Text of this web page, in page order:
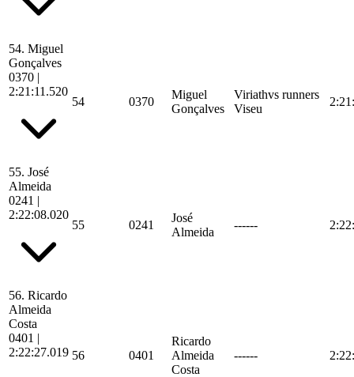
54. Miguel
Gonçalves
0370 |
2:21:11.520
54 0370
Miguel
Gonçalves
Viriathvs runners
Viseu
55. José
Almeida
0241 |
2:22:08.020
55 0241
José
Almeida
------
56. Ricardo
Almeida
Costa
0401 |
2:22:27.019 56 0401
Ricardo
Almeida
Costa
------